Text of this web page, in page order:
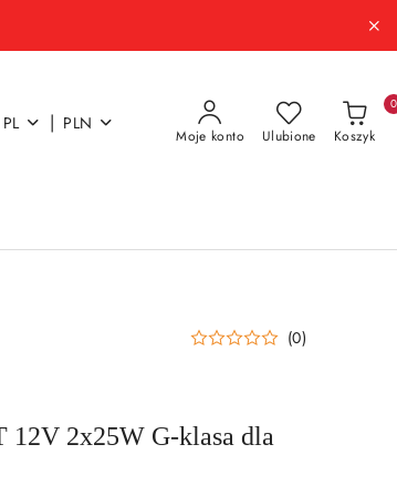
PL | PLN
Moje konto Ulubione Koszyk
0
(0)
12V 2x25W G-klasa dla